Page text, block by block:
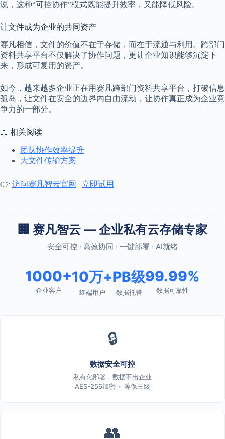
说，这种“可控协作”模式既能提升效率，又能降低风险。
让文件成为企业的共同资产
赛凡相信，文件的价值不在于存储，而在于流通与利用。跨部门
资料共享平台不仅解决了协作问题，更让企业知识能够沉淀下
来，形成可复用的资产。
如今，越来越多企业正在用赛凡跨部门资料共享平台，打破信息
孤岛，让文件在安全的边界内自由流动，让协作真正成为企业竞
争力的一部分。
📖 相关阅读
团队协作效率提升
大文件传输方案
👉 访问赛凡智云官网 | 立即试用
🏢 赛凡智云 — 企业私有云存储专家
安全可控 · 高效协同 · 一键部署 · AI就绪
1000+
企业客户
10万+
终端用户
PB级
数据托管
99.99%
数据可靠性
🔒
数据安全可控
私有化部署，数据不出企业
AES-256加密 + 等保三级
👥